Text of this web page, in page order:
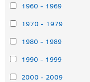
1960 - 1969
1970 - 1979
1980 - 1989
1990 - 1999
2000 - 2009